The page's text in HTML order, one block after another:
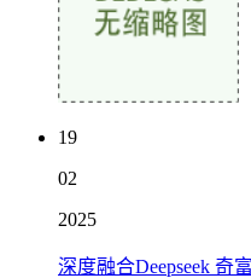
19
02
2025
深度融合Deepseek 奇